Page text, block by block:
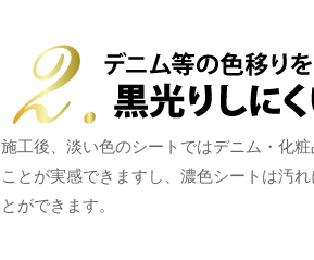
施工後、淡い色のシートではデニム・化
ことが実感できますし、濃色シートは汚
とができます。